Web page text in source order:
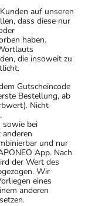
auf unseren
dass diese nur
haben.
die insoweit zu
Gutscheincode
Bestellung, ab
Nicht
sowie bei
und nur
App. Nach
der Wert des
Wir
eines
anderen